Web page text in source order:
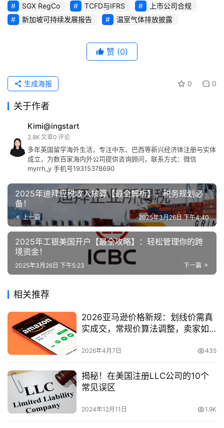
SGX RegCo
TCFD与IFRS
上市公司合规
新加坡可持续发展报告
温室气体排放披露
赞 (0)
0 0
生成海报
关于作者
Kimi@ingstart
2.8K 文章0 评论
多年英国留学海外生活，专注中东、巴西等新兴经济体注册与实体
成立，为数百家海内外公司提供咨询顾问，联系方式：微信
myrrh_y 手机号19315378690
2025年迪拜应税收入核算【最全解析】，税务规划必
备！
上一篇 2025年3月26日 下午4:40
2025年工银美国开户【最全攻略】：轻松管理你的跨
境资金！
下一篇
2025年3月26日 下午5:23
相关推荐
2026亚马逊价格新规：划线价需真
实成交，常规价算法调整，卖家如
2026年4月7日 435
揭秘！在美国注册LLC公司的10个
常见误区
2024年12月11日 1.9K